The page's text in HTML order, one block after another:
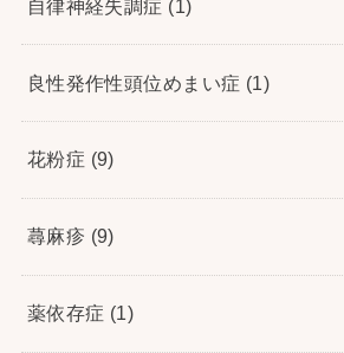
自律神経失調症 (1)
良性発作性頭位めまい症 (1)
花粉症 (9)
蕁麻疹 (9)
薬依存症 (1)